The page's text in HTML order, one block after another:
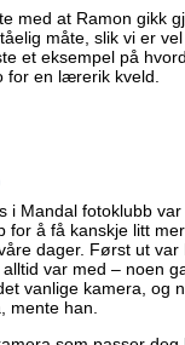
med at Ramon gikk
måte, slik vi er
et eksempel på
for en lærerik kveld.
i Mandal fotoklubb
for å få kanskje litt
dager. Først ut
var med – noen
vanlige kamera, og
mente han.